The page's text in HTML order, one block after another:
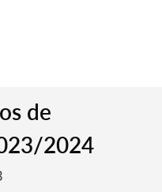
de
2024